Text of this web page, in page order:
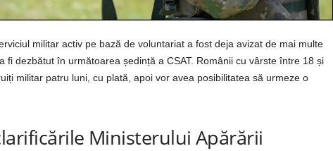
militar activ pe bază de voluntariat a fost deja avizat de mai multe
fi dezbătut în următoarea ședință a CSAT. Românii cu vârste între 18 și
militar patru luni, cu plată, apoi vor avea posibilitatea să urmeze o
Ministerului Apărării